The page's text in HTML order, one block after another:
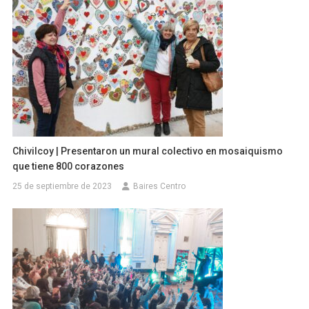
Chivilcoy | Presentaron un mural colectivo en mosaiquismo
que tiene 800 corazones
25 de septiembre de 2023 Baires Centro